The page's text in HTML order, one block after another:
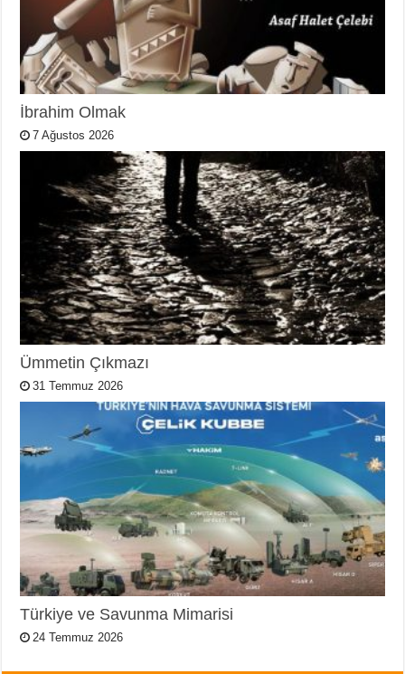
İbrahim Olmak
7 Ağustos 2026
Ümmetin Çıkmazı
31 Temmuz 2026
Türkiye ve Savunma Mimarisi
24 Temmuz 2026